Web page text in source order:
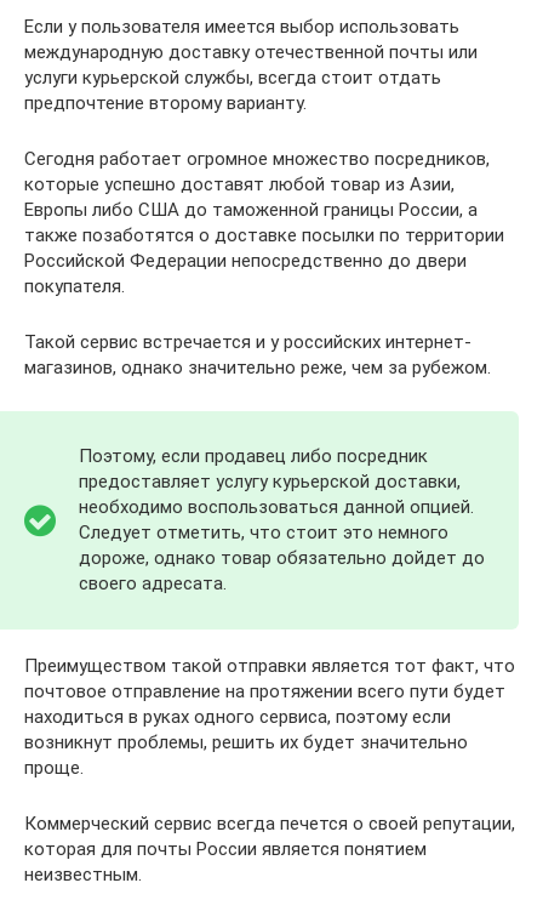
Если у пользователя имеется выбор использовать
международную доставку отечественной почты или
услуги курьерской службы, всегда стоит отдать
предпочтение второму варианту.
Сегодня работает огромное множество посредников,
которые успешно доставят любой товар из Азии,
Европы либо США до таможенной границы России, а
также позаботятся о доставке посылки по территории
Российской Федерации непосредственно до двери
покупателя.
Такой сервис встречается и у российских интернет-
магазинов, однако значительно реже, чем за рубежом.
Поэтому, если продавец либо посредник
предоставляет услугу курьерской доставки,
необходимо воспользоваться данной опцией.
Следует отметить, что стоит это немного
дороже, однако товар обязательно дойдет до
своего адресата.
Преимуществом такой отправки является тот факт, что
почтовое отправление на протяжении всего пути будет
находиться в руках одного сервиса, поэтому если
возникнут проблемы, решить их будет значительно
проще.
Коммерческий сервис всегда печется о своей репутации,
которая для почты России является понятием
неизвестным.